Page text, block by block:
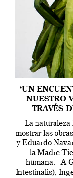
‘UN
NUESTRO
TRAVÉS
La naturaleza
mostrar las
y Eduardo
la Madre
humana. A
Intestinalis),